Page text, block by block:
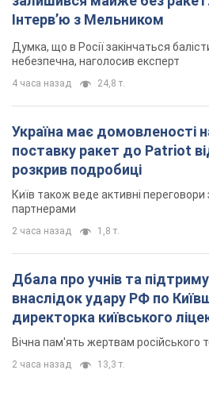
розкрив подробиці
партнерами
Дбала про учнів та
внаслідок удару РФ по
директорка київського
2 часа назад